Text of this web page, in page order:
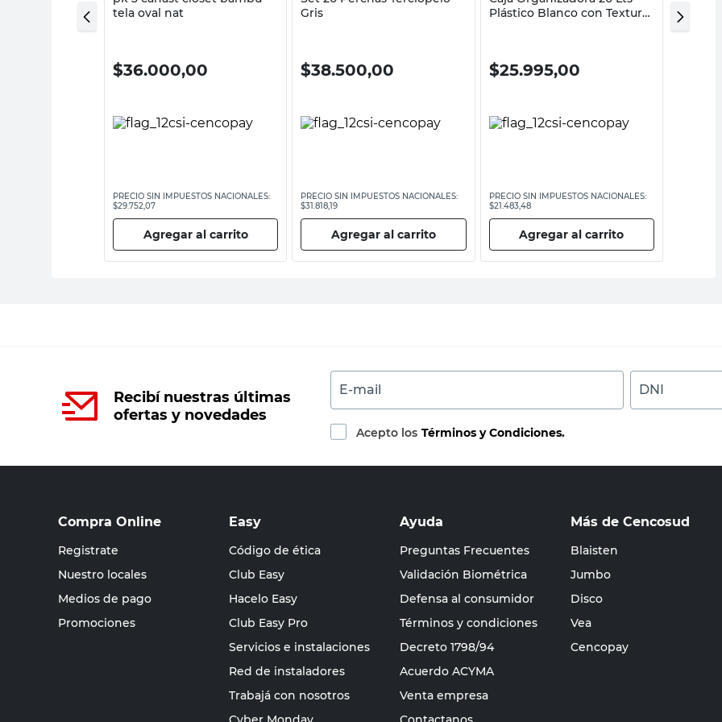
tela oval nat
$36.000,00
PRECIO SIN IMPUESTOS NACIONALES:
$29.752,07
Agregar al carrito
Gris
$38.500,00
PRECIO SIN IMPUESTOS NACIONALES:
$31.818,19
Agregar al carrito
Plástico Blanco con Textura
$25.995,00
PRECIO SIN IMPUESTOS NACIONALES:
$21.483,48
Agregar al carrito
Doble
Blanco
Recibí nuestras últimas
ofertas y novedades
E-mail DNI
Acepto los Términos y Condiciones.
Compra Online
Registrate
Nuestro locales
Medios de pago
Promociones
Easy
Código de ética
Club Easy
Hacelo Easy
Club Easy Pro
Servicios e instalaciones
Red de instaladores
Trabajá con nosotros
Ayuda
Preguntas Frecuentes
Validación Biométrica
Defensa al consumidor
Términos y condiciones
Decreto 1798/94
Acuerdo ACYMA
Venta empresa
Más de Cencosud
Blaisten
Jumbo
Disco
Vea
Cencopay